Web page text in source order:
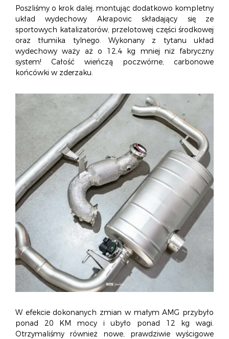
Poszliśmy o krok dalej, montując dodatkowo kompletny
układ wydechowy Akrapovic składający się ze
sportowych katalizatorów, przelotowej części środkowej
oraz tłumika tylnego. Wykonany z tytanu układ
wydechowy waży aż o 12,4 kg mniej niż fabryczny
system! Całość wieńczą poczwórne, carbonowe
końcówki w zderzaku.
W efekcie dokonanych zmian w małym AMG przybyło
ponad 20 KM mocy i ubyło ponad 12 kg wagi.
Otrzymaliśmy również nowe, prawdziwie wyścigowe